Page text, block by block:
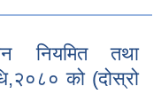
नियमित तथा
को (दोस्रो